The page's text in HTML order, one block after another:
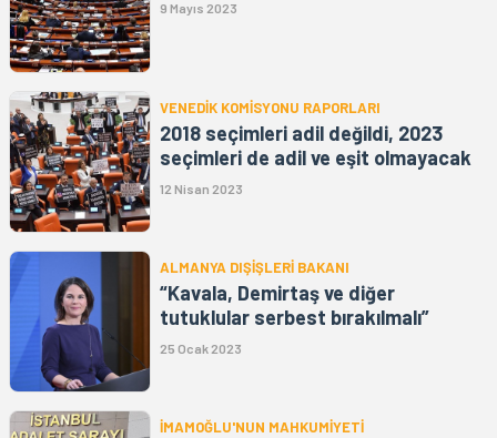
9 Mayıs 2023
VENEDİK KOMİSYONU RAPORLARI
2018 seçimleri adil değildi, 2023
seçimleri de adil ve eşit olmayacak
12 Nisan 2023
ALMANYA DIŞİŞLERİ BAKANI
“Kavala, Demirtaş ve diğer
tutuklular serbest bırakılmalı”
25 Ocak 2023
İMAMOĞLU'NUN MAHKUMİYETİ